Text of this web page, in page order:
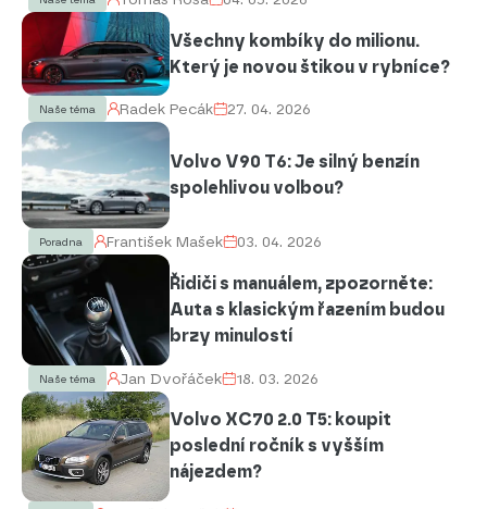
Všechny kombíky do milionu.
Který je novou štikou v rybníce?
Naše téma Radek Pecák 27. 04. 2026
Volvo V90 T6: Je silný benzín
spolehlivou volbou?
Poradna František Mašek 03. 04. 2026
Řidiči s manuálem, zpozorněte:
Auta s klasickým řazením budou
brzy minulostí
Naše téma Jan Dvořáček 18. 03. 2026
Volvo XC70 2.0 T5: koupit
poslední ročník s vyšším
nájezdem?